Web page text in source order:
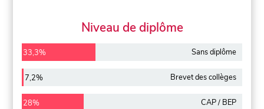
Niveau de diplôme
33,3% Sans diplôme
7,2% Brevet des collèges
28% CAP / BEP